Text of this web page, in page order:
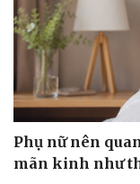
Doanh nghiệp
Phụ nữ nên
mãn kinh như